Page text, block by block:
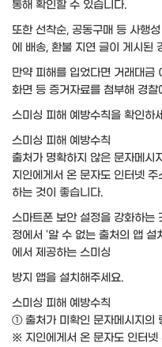
통해 확인할 수 있습니다.
또한 선착순, 공동구매 등 사행
에 배송, 환불 지연 글이 게시된
만약 피해를 입었다면 거래대금
화면 등 증거자료를 첨부해 경찰
스미싱 피해 예방수칙을 확인하
스미싱 피해 예방수칙
출처가 명확하지 않은 문자메시
지인에게서 온 문자도 인터넷
하는 것이 좋습니다.
스마트폰 보안 설정을 강화하는
정에서 '알 수 없는 출처의 앱 설
에서 제공하는 스미싱
방지 앱을 설치해주세요.
스미싱 피해 예방수칙
① 출처가 미확인 문자메시지의
※ 지인에게서 온 문자도 인터넷